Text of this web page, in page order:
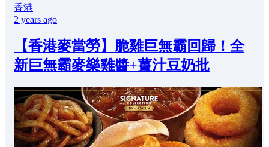
香港
2 years ago
【香港麥當勞】脆雞巨無霸回歸！全
新巨無霸麥樂雞醬+薑汁豆奶批